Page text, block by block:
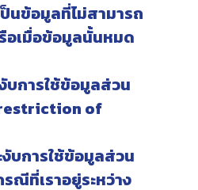
นข้อมูลที่ไม่สามารถ
อเมื่อข้อมูลนั้นหมด
บการใช้ข้อมูลส่วน
of
บการใช้ข้อมูลส่วน
ณีที่เราอยู่ระหว่าง